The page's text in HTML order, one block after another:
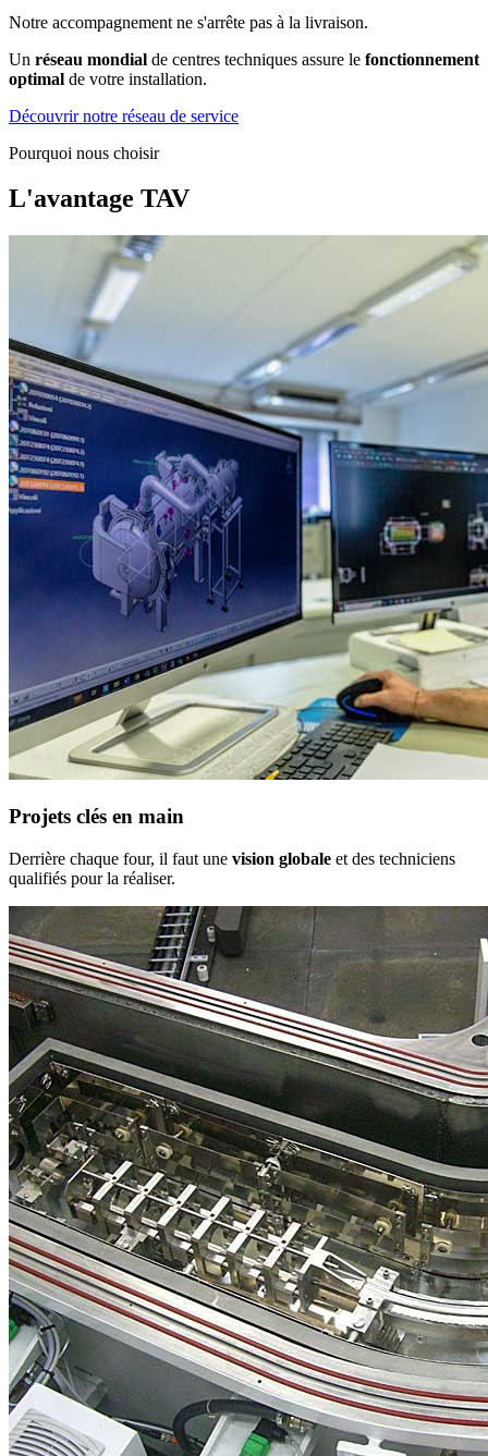
Notre accompagnement ne s'arrête pas à la livraison.
Un réseau mondial de centres techniques assure le fonctionnement
optimal de votre installation.
Découvrir notre réseau de service
Pourquoi nous choisir
L'avantage TAV
Projets clés en main
Derrière chaque four, il faut une vision globale et des techniciens
qualifiés pour la réaliser.